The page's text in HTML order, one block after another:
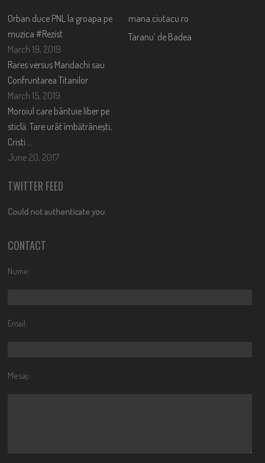
Orban duce PNL la groapa pe
muzica #Rezist
March 19, 2019
Rares versus Mandachi sau
Confruntarea Titanilor
March 15, 2019
Moroiul care bântuie liber pe
sticlă. Tare urât îmbătrânești,
Cristi….
June 20, 2017
mana.ciutacu.ro
Taranu’ de Badea
TWITTER FEED
Could not authenticate you.
CONTACT
Nume:
Email:
Mesaj: